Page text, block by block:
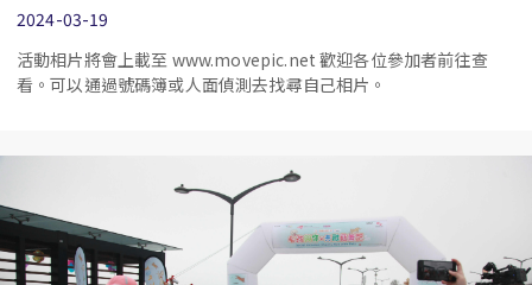
2024-03-19
活動相片將會上載至 www.movepic.net 歡迎各位參加者前往查
看。可以通過號碼簿或人面偵測去找尋自己相片。